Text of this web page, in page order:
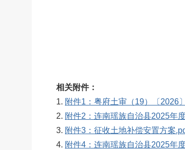
相关附件：
1. 附件1：粤府土审（19）〔2026
2. 附件2：连南瑶族自治县2025年
3. 附件3：征收土地补偿安置方案
4. 附件4：连南瑶族自治县2025年